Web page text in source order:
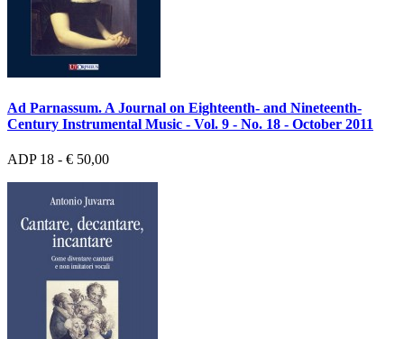
Ad Parnassum. A Journal on Eighteenth- and Nineteenth-
Century Instrumental Music - Vol. 9 - No. 18 - October 2011
ADP 18 - € 50,00